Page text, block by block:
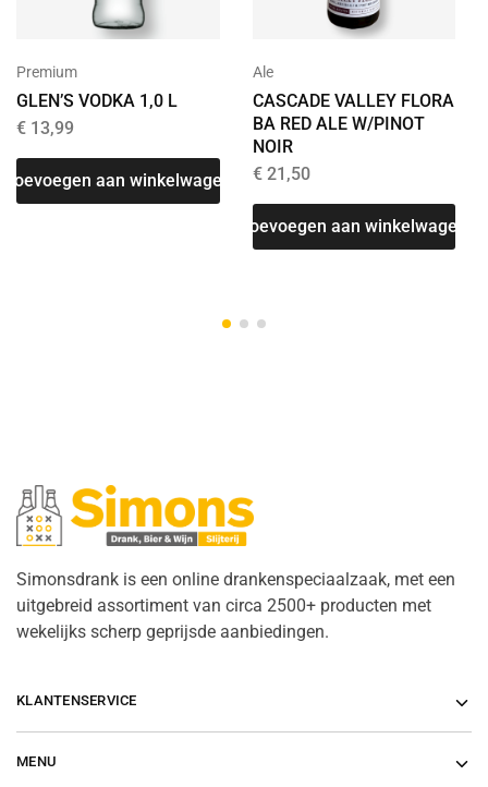
Premium
GLEN’S VODKA 1,0 L
€ 13,99
Toevoegen aan winkelwagen
Ale
CASCADE VALLEY FLORA
BA RED ALE W/PINOT
NOIR
€21,50
Toevoegen aan winkelwagen
Simonsdrank is een online drankenspeciaalzaak, met een
uitgebreid assortiment van circa 2500+ producten met
wekelijks scherp geprijsde aanbiedingen.
KLANTENSERVICE
MENU